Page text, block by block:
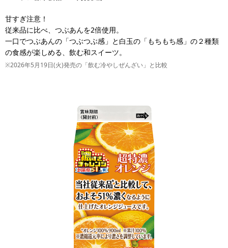
甘すぎ注意！
従来品に比べ、つぶあんを2倍使用。
一口でつぶあんの「つぶつぶ感」と白玉の「もちもち感」の２種類
の食感が楽しめる、飲む和スイーツ。
※2026年5月19日(火)発売の「飲む冷やしぜんざい」と比較